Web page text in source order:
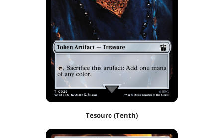
Tesouro (Tenth)